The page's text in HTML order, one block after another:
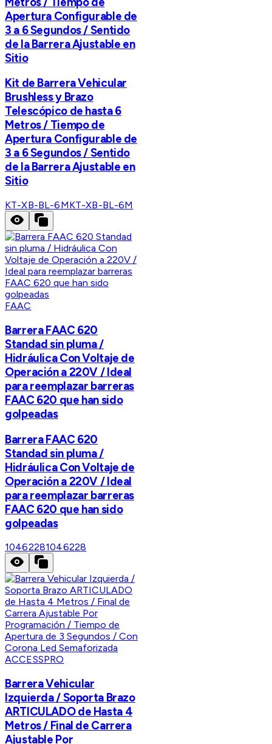
Apertura Configurable de
3 a 6 Segundos / Sentido
de la Barrera Ajustable en
Sitio
Kit de Barrera Vehicular
Brushless y Brazo
Telescópico de hasta 6
Metros / Tiempo de
Apertura Configurable de
3 a 6 Segundos / Sentido
de la Barrera Ajustable en
Sitio
KT-XB-BL-6MKT-XB-BL-6M
FAAC
Barrera FAAC 620
Standad sin pluma /
Hidráulica Con Voltaje de
Operación a 220V / Ideal
para reemplazar barreras
FAAC 620 que han sido
golpeadas
Barrera FAAC 620
Standad sin pluma /
Hidráulica Con Voltaje de
Operación a 220V / Ideal
para reemplazar barreras
FAAC 620 que han sido
golpeadas
10462281046228
ACCESSPRO
Barrera Vehicular
Izquierda / Soporta Brazo
ARTICULADO de Hasta 4
Metros / Final de Carrera
Ajustable Por